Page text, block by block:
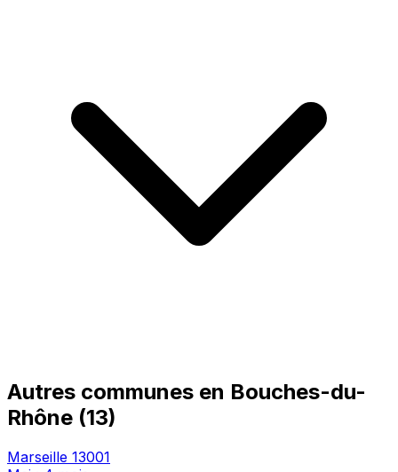
Autres communes en Bouches-du-
Rhône (13)
Marseille 13001